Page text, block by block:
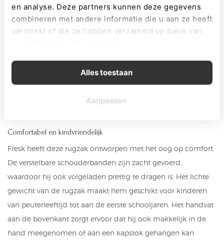
en analyse. Deze partners kunnen deze gegevens
combineren met andere informatie die u aan ze heeft
verstrekt of die ze hebben verzameld op basis van
Alles toestaan
Aanpassen
Ruimte voor al je spullen
Deze rugzak biedt verrassend veel ruimte voor alle dagelijkse
broodtrommel, drinkbeker en wat extra’s, terwijl het kleinere
voorvak handig is voor kleinere items zoals een snack, sleutel
of favoriete knuffel. Dankzij de stevige ritsen is alles goed
afgesloten en veilig opgeborgen.
Comfortabel en kindvriendelijk
Fresk heeft deze rugzak ontworpen met het oog op comfort.
De verstelbare schouderbanden zijn zacht gevoerd,
waardoor hij ook volgeladen prettig te dragen is. Het lichte
gewicht van de rugzak maakt hem geschikt voor kinderen
van peuterleeftijd tot aan de eerste schooljaren. Het handvat
aan de bovenkant zorgt ervoor dat hij ook makkelijk in de
hand meegenomen of aan een kapstok gehangen kan